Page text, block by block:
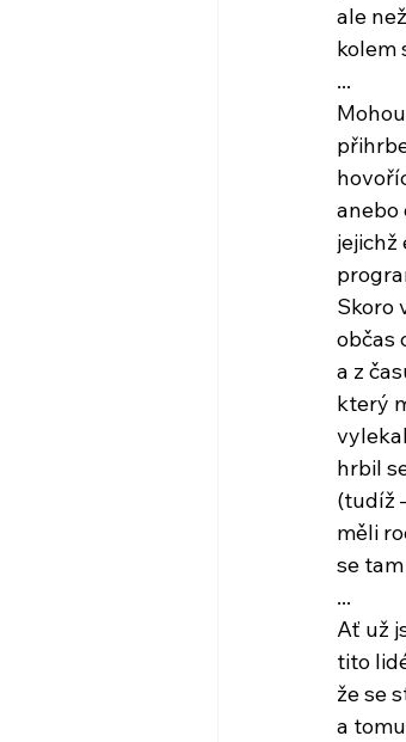
ale
kolem
...
anebo
jejichž
Skoro
občas
a z
který
hrbil
(tudíž
měli
se
...
Ať už
tito
že se
a